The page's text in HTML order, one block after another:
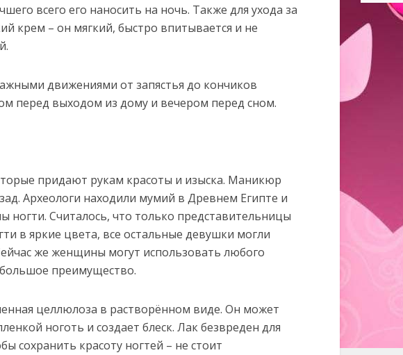
всего его наносить на ночь. Также для ухода за
крем – он мягкий, быстро впитывается и не
движениями от запястья до кончиков
перед выходом из дому и вечером перед сном.
придают рукам красоты и изыска. Маникюр
Археологи находили мумий в Древнем Египте и
ногти. Считалось, что только представительницы
в яркие цвета, все остальные девушки могли
же женщины могут использовать любого
преимущество.
целлюлоза в растворённом виде. Он может
ноготь и создает блеск. Лак безвреден для
сохранить красоту ногтей – не стоит